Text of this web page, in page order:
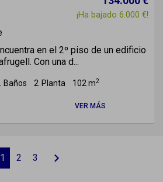
¡Ha bajado 6.000 €!
en el 2º piso de un edificio
Con una d...
Baños 2 Planta 102 m2
VER MÁS
1 2 3 chevron_right